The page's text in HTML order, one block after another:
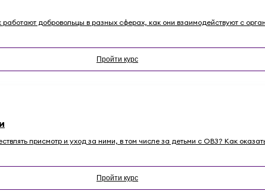
работают добровольцы в разных сферах, как они взаимодействуют с
Пройти курс
присмотр и уход за ними, в том числе за детьми с ОВЗ? Как
Пройти курс